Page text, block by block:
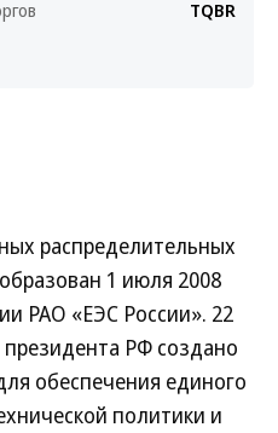
TQBR
распределительных
1 июля 2008
РАО «ЕЭС России». 22
президента РФ создано
обеспечения единого
политики и